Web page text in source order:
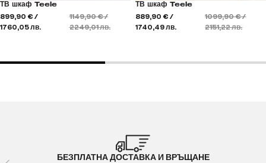
ТВ шкаф Teele
899,90 € /
1760,05 лв.
1149,90 € /
2249,01 лв.
ТВ шкаф Teele
889,90 € /
1740,49 лв.
1099,90 € /
2151,22 лв.
БЕЗПЛАТНА ДОСТАВКА И ВРЪЩАНЕ